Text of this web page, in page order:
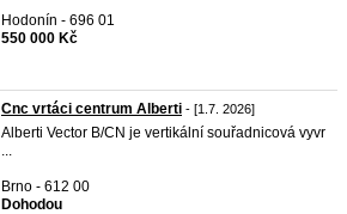
Hodonín - 696 01
550 000 Kč
Cnc vrtáci centrum Alberti - [1.7. 2026]
Alberti Vector B/CN je vertikální souřadnicová vyvr
...
Brno - 612 00
Dohodou